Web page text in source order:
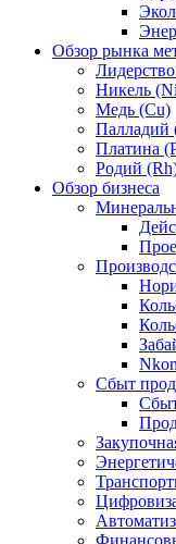
Обзор рынка
Никель
Медь (Cu)
Палладий
Платина
Родий
Обзор бизнеса
Сбыт